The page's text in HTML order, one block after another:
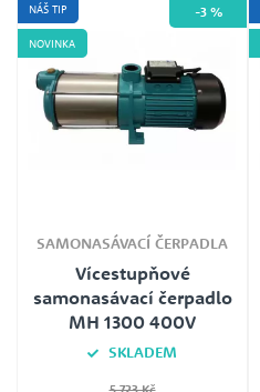
NÁŠ TIP
NOVINKA
-3 %
SAMONASÁVACÍ ČERPADLA
Vícestupňové
samonasávací čerpadlo
MH 1300 400V
SKLADEM